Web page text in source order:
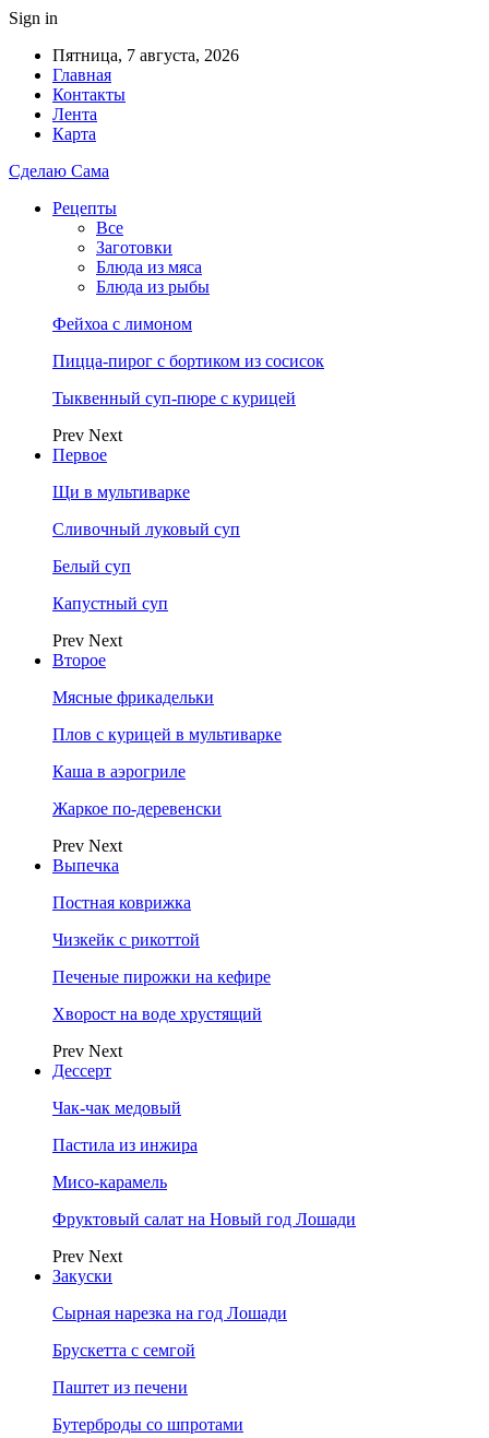
Sign in
Пятница, 7 августа, 2026
Главная
Контакты
Лента
Карта
Сделаю Сама
Рецепты
Все
Заготовки
Блюда из мяса
Блюда из рыбы
Фейхоа с лимоном
Пицца-пирог с бортиком из сосисок
Тыквенный суп-пюре с курицей
Prev Next
Первое
Щи в мультиварке
Сливочный луковый суп
Белый суп
Капустный суп
Prev Next
Второе
Мясные фрикадельки
Плов с курицей в мультиварке
Каша в аэрогриле
Жаркое по-деревенски
Prev Next
Выпечка
Постная коврижка
Чизкейк с рикоттой
Печеные пирожки на кефире
Хворост на воде хрустящий
Prev Next
Дессерт
Чак-чак медовый
Пастила из инжира
Мисо-карамель
Фруктовый салат на Новый год Лошади
Prev Next
Закуски
Сырная нарезка на год Лошади
Брускетта с семгой
Паштет из печени
Бутерброды со шпротами